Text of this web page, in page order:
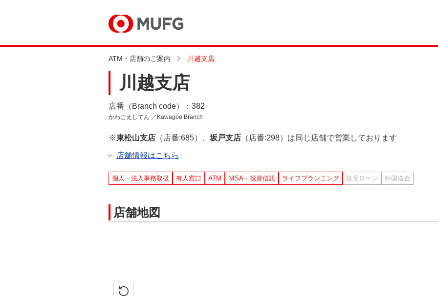
ATM・店舗のご案内 川越支店
川越支店
店番（Branch code）：382
かわごえしてん ／Kawagoe Branch
※東松山支店 （店番:685）、 坂戸支店 （店番:298）は同じ店舗で営業しております
店舗情報はこちら
個人・法人事務取扱 有人窓口 ATM NISA・投資信託 ライフプランニング 住宅ローン 外国送金
店舗地図